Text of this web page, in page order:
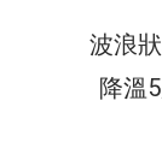
波浪
降溫